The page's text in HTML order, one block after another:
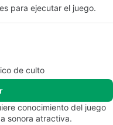
para ejecutar el juego.
de culto
conocimiento del juego
sonora atractiva.